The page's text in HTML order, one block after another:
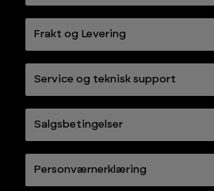
Frakt og Levering
Service og teknisk support
Salgsbetingelser
Personværnerklæring